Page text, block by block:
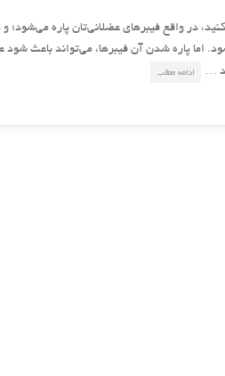
در واقع فیبرهای عضلانی‌تان پاره می‌شود؛ و
اما پاره شدن آن فیبرها، می‌تواند باعث
…
ادامه مطلب